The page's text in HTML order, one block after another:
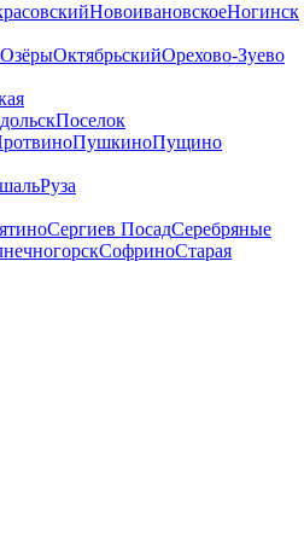
НовоивановскоеНогинск
ОзёрыОктябрьскийОрехово-Зуево
Поселок
ПушкиноПущино
Руза
Сергиев ПосадСеребряные
СофриноСтарая